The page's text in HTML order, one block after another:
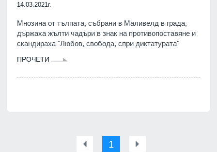
14.03.2021г.
Мнозина от тълпата, събрани в Маливелд в града,
държаха жълти чадъри в знак на противопоставяне и
скандираха "Любов, свобода, спри диктатурата"
ПРОЧЕТИ
1